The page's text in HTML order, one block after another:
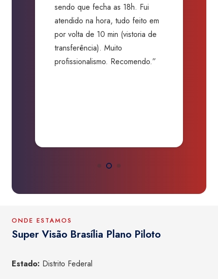
sendo que fecha as 18h. Fui
atendido na hora, tudo feito em
por volta de 10 min (vistoria de
transferência). Muito
profissionalismo. Recomendo.”
ONDE ESTAMOS
Super Visão Brasília Plano Piloto
Estado: Distrito Federal